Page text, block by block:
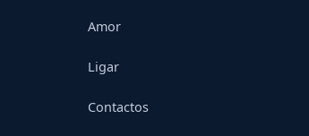
Amor
Ligar
Contactos